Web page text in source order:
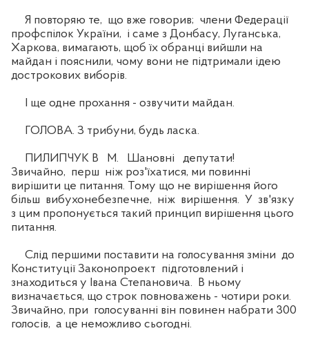
Я повторяю те, що вже говорив; члени Федерації
профспілок України, і саме з Донбасу, Луганська,
Харкова, вимагають, щоб їх обранці вийшли на
майдан і пояснили, чому вони не підтримали ідею
дострокових виборів.
І ще одне прохання - озвучити майдан.
ГОЛОВА. З трибуни, будь ласка.
ПИЛИПЧУК В М. Шановні депутати!
Звичайно, перш ніж роз'їхатися, ми повинні
вирішити це питання. Тому що не вирішення його
більш вибухонебезпечне, ніж вирішення. У зв'язку
з цим пропонується такий принцип вирішення цього
питання.
Слід першими поставити на голосування зміни до
Конституції Законопроект підготовлений і
знаходиться у Івана Степановича. В ньому
визначається, що строк повноважень - чотири роки.
Звичайно, при голосуванні він повинен набрати 300
голосів, а це неможливо сьогодні.